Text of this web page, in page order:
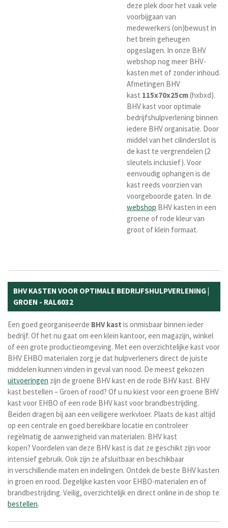
deze plek door het vaak vele
voorbijgaan van
medewerkers (on)bewust in
het brein geheugen
opgeslagen. In onze BHV
webshop nog meer BHV-
kasten met of zonder inhoud.
Afmetingen BHV
kast 115x70x25cm(hxbxd).
BHV kast voor optimale
bedrijfshulpverlening binnen
iedere BHV organisatie. Door
middel van het cilinderslot is
de kast te vergrendelen (2
sleutels inclusief). Voor
eenvoudig ophangen is de
kast reeds voorzien van
voorgeboorde gaten. In de
webshop BHV kasten in een
groene of rode kleur van
groot of klein formaat.
BHV KASTEN VOOR OPTIMALE BEDRIJFSHULPVERLENING |
GROEN - RAL6032
Een goed georganiseerde BHV kast is onmisbaar binnen ieder
bedrijf. Of het nu gaat om een klein kantoor, een magazijn, winkel
of een grote productieomgeving. Met een overzichtelijke kast voor
BHV EHBO materialen zorg je dat hulpverleners direct de juiste
middelen kunnen vinden in geval van nood. De meest gekozen
uitvoeringen zijn de groene BHV kast en de rode BHV kast. BHV
kast bestellen – Groen of rood? Of u nu kiest voor een groene BHV
kast voor EHBO of een rode BHV kast voor brandbestrijding.
Beiden dragen bij aan een veiligere werkvloer. Plaats de kast altijd
op een centrale en goed bereikbare locatie en controleer
regelmatig de aanwezigheid van materialen. BHV kast
kopen? Voordelen van deze BHV kast is dat ze geschikt zijn voor
intensief gebruik. Ook zijn ze afsluitbaar en beschikbaar
in verschillende maten en indelingen. Ontdek de beste BHV kasten
in groen en rood. Degelijke kasten voor EHBO-materialen en of
brandbestrijding. Veilig, overzichtelijk en direct online in de shop te
bestellen.